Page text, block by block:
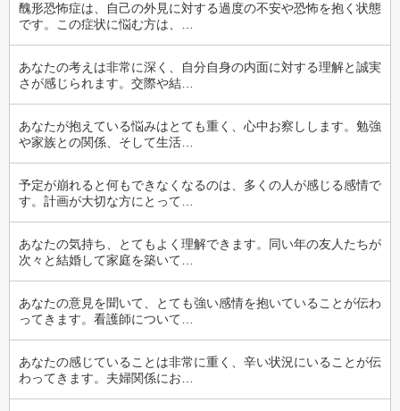
醜形恐怖症は、自己の外見に対する過度の不安や恐怖を抱く状態
です。この症状に悩む方は、…
あなたの考えは非常に深く、自分自身の内面に対する理解と誠実
さが感じられます。交際や結…
あなたが抱えている悩みはとても重く、心中お察しします。勉強
や家族との関係、そして生活…
予定が崩れると何もできなくなるのは、多くの人が感じる感情で
す。計画が大切な方にとって…
あなたの気持ち、とてもよく理解できます。同い年の友人たちが
次々と結婚して家庭を築いて…
あなたの意見を聞いて、とても強い感情を抱いていることが伝わ
ってきます。看護師について…
あなたの感じていることは非常に重く、辛い状況にいることが伝
わってきます。夫婦関係にお…